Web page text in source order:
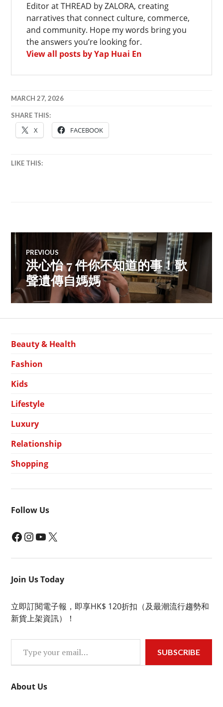
Editor at THREAD by ZALORA, creating
narratives that connect culture, commerce,
and community. Hope my words bring you
the answers you’re looking for.
View all posts by Yap Huai En
MARCH 27, 2026
SHARE THIS:
X FACEBOOK
LIKE THIS:
Post
navigation
PREVIOUS
Previous
post:
洪心怡 7 件你不知道的事！歌
聲遺傳自媽媽
Beauty & Health
Fashion
Kids
Lifestyle
Luxury
Relationship
Shopping
Follow Us
Facebook InstagramYouTube X
Join Us Today
立即訂閱電子報，即享HK$ 120折扣（及最潮流行趨勢和
新貨上架資訊）！
Type your email…
SUBSCRIBE
About Us